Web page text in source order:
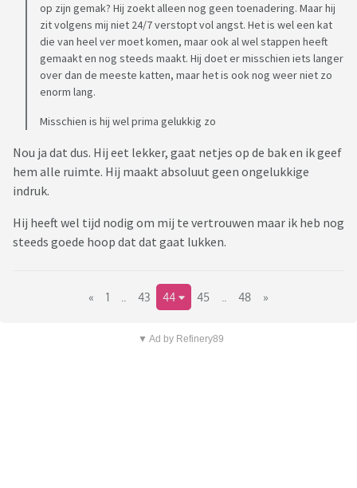
op zijn gemak? Hij zoekt alleen nog geen toenadering. Maar hij
zit volgens mij niet 24/7 verstopt vol angst. Het is wel een kat
die van heel ver moet komen, maar ook al wel stappen heeft
gemaakt en nog steeds maakt. Hij doet er misschien iets langer
over dan de meeste katten, maar het is ook nog weer niet zo
enorm lang.
Misschien is hij wel prima gelukkig zo
Nou ja dat dus. Hij eet lekker, gaat netjes op de bak en ik geef
hem alle ruimte. Hij maakt absoluut geen ongelukkige
indruk.
Hij heeft wel tijd nodig om mij te vertrouwen maar ik heb nog
steeds goede hoop dat dat gaat lukken.
« 1 43 44 45 48 »
▼ Ad by Refinery89